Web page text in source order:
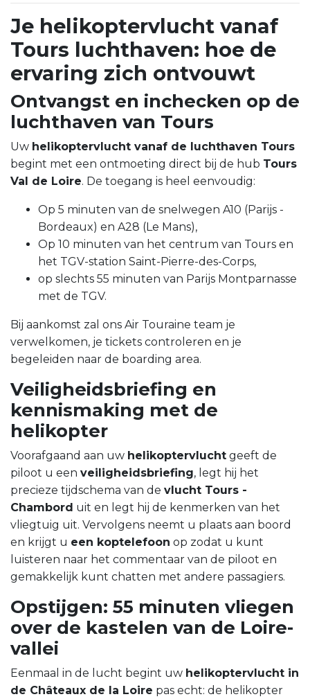
Je helikoptervlucht vanaf
Tours luchthaven: hoe de
ervaring zich ontvouwt
Ontvangst en inchecken op de
luchthaven van Tours
Uw helikoptervlucht vanaf de luchthaven Tours
begint met een ontmoeting direct bij de hub Tours
Val de Loire. De toegang is heel eenvoudig:
Op 5 minuten van de snelwegen A10 (Parijs -
Bordeaux) en A28 (Le Mans),
Op 10 minuten van het centrum van Tours en
het TGV-station Saint-Pierre-des-Corps,
op slechts 55 minuten van Parijs Montparnasse
met de TGV.
Bij aankomst zal ons Air Touraine team je
verwelkomen, je tickets controleren en je
begeleiden naar de boarding area.
Veiligheidsbriefing en
kennismaking met de
helikopter
Voorafgaand aan uw helikoptervlucht geeft de
piloot u een veiligheidsbriefing, legt hij het
precieze tijdschema van de vlucht Tours -
Chambord uit en legt hij de kenmerken van het
vliegtuig uit. Vervolgens neemt u plaats aan boord
en krijgt u een koptelefoon op zodat u kunt
luisteren naar het commentaar van de piloot en
gemakkelijk kunt chatten met andere passagiers.
Opstijgen: 55 minuten vliegen
over de kastelen van de Loire-
vallei
Eenmaal in de lucht begint uw helikoptervlucht in
de Châteaux de la Loire pas echt: de helikopter